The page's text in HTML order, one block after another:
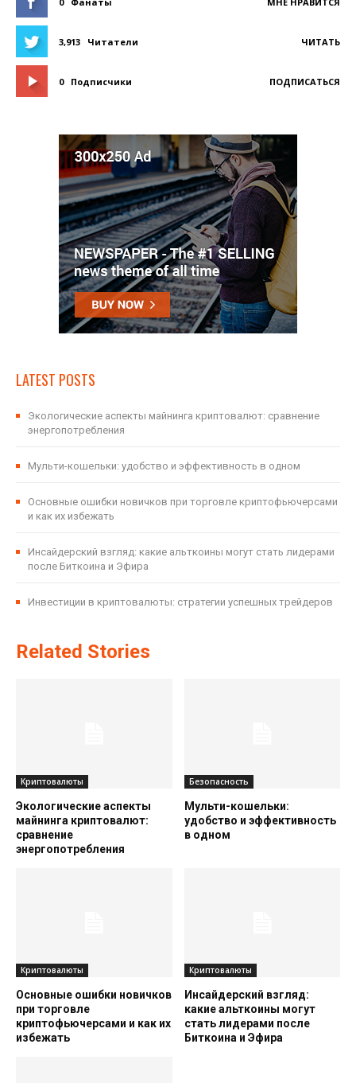
3,913 Читатели ЧИТАТЬ
0 Подписчики ПОДПИСАТЬСЯ
LATEST POSTS
Экологические аспекты майнинга криптовалют: сравнение
энергопотребления
Мульти-кошельки: удобство и эффективность в одном
Основные ошибки новичков при торговле криптофьючерсами
и как их избежать
Инсайдерский взгляд: какие альткоины могут стать лидерами
после Биткоина и Эфира
Инвестиции в криптовалюты: стратегии успешных трейдеров
Related Stories
Криптовалюты
Экологические аспекты
майнинга криптовалют:
сравнение
энергопотребления
Безопасность
Мульти-кошельки:
удобство и эффективность
в одном
Криптовалюты
Основные ошибки новичков
при торговле
криптофьючерсами и как их
избежать
Криптовалюты
Инсайдерский взгляд:
какие альткоины могут
стать лидерами после
Биткоина и Эфира